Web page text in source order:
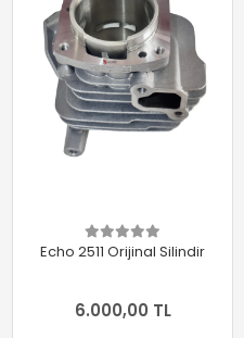
Echo 2511 Orijinal Silindir
6.000,00 TL